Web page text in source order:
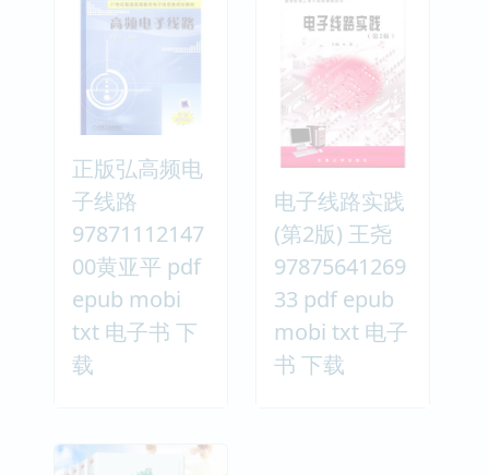
正版弘高频电
子线路
97871112147
00黄亚平 pdf
epub mobi
txt 电子书 下
载
电子线路实践
(第2版) 王尧
97875641269
33 pdf epub
mobi txt 电子
书 下载